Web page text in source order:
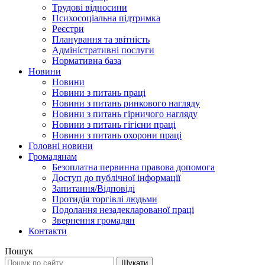
Трудові відносини
Психосоціальна підтримка
Реєстри
Планування та звітність
Адміністративні послуги
Нормативна база
Новини
Новини
Новини з питань праці
Новини з питань ринкового нагляду
Новини з питань гірничого нагляду
Новини з питань гігієни праці
Новини з питань охорони праці
Головні новини
Громадянам
Безоплатна первинна правова допомога
Доступ до публічної інформації
Запитання/Відповіді
Протидія торгівлі людьми
Подолання незадекларованої праці
Звернення громадян
Контакти
Пошук